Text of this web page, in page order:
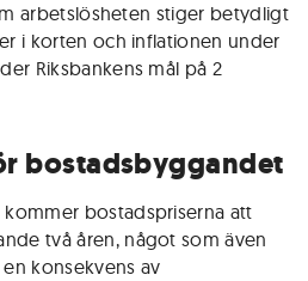
arbetslösheten stiger betydligt
i korten och inflationen under
Riksbankens mål på 2
bostadsbyggandet
bostadspriserna att
två åren, något som även
konsekvens av